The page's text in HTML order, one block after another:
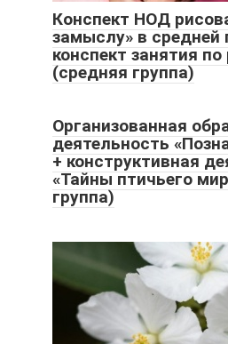
Конспект НОД
замыслу» в средней
конспект занятия
(средняя группа)
Организованная
деятельность
+ конструктивная
«Тайны птичьего
группа)